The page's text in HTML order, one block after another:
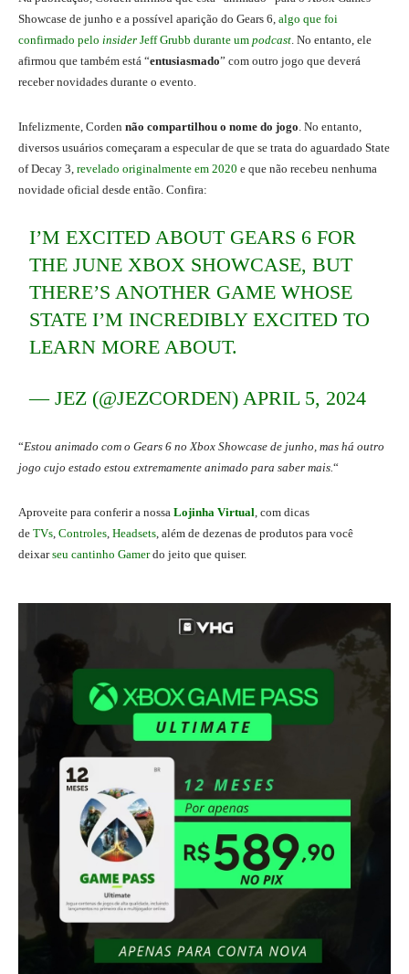
Showcase de junho e a possível aparição do Gears 6, algo que foi
confirmado pelo insider Jeff Grubb durante um podcast. No entanto, ele
afirmou que também está “entusiasmado” com outro jogo que deverá
receber novidades durante o evento.
Infelizmente, Corden não compartilhou o nome do jogo. No entanto,
diversos usuários começaram a especular de que se trata do aguardado State
of Decay 3, revelado originalmente em 2020 e que não recebeu nenhuma
novidade oficial desde então. Confira:
I’M EXCITED ABOUT GEARS 6 FOR
THE JUNE XBOX SHOWCASE, BUT
THERE’S ANOTHER GAME WHOSE
STATE I’M INCREDIBLY EXCITED TO
LEARN MORE ABOUT.
— JEZ (@JEZCORDEN)APRIL 5, 2024
“Estou animado com o Gears 6 no Xbox Showcase de junho, mas há outro
jogo cujo estado estou extremamente animado para saber mais.“
Aproveite para conferir a nossa Lojinha Virtual, com dicas
de TVs, Controles, Headsets, além de dezenas de produtos para você
deixarseu cantinho Gamerdo jeito que quiser.